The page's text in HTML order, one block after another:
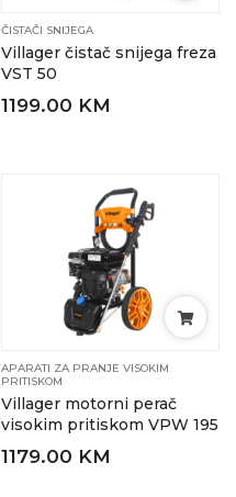
ČISTAČI SNIJEGA
Villager čistač snijega freza
VST 50
1199.00 KM
APARATI ZA PRANJE VISOKIM
PRITISKOM
Villager motorni perač
visokim pritiskom VPW 195
1179.00 KM